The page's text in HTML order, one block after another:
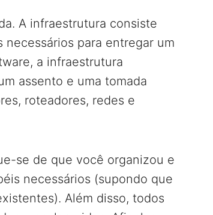
A infraestrutura consiste
para entregar um
a infraestrutura
assento e uma tomada
roteadores, redes e
se de que você organizou e
necessários (supondo que
Além disso, todos